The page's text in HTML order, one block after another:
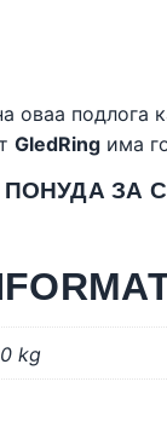
оваа подлога
GledRing има
ПОНУДА
kg